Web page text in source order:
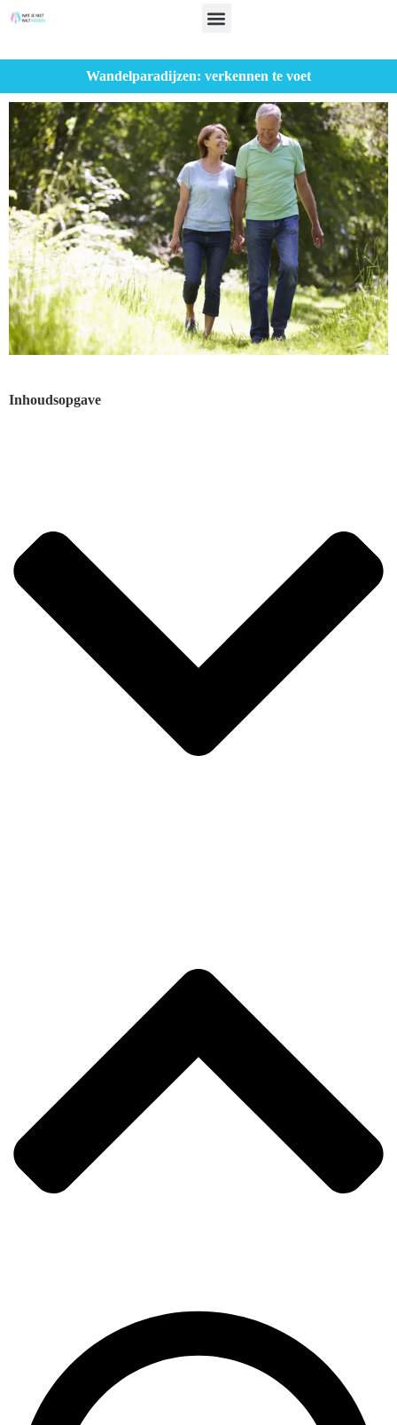
Wandelparadijzen: verkennen te voet
Inhoudsopgave